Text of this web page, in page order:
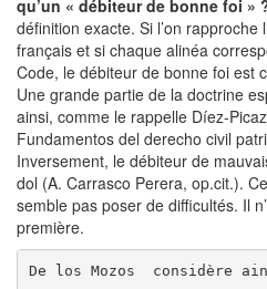
qu’un « débiteur de bonne foi »
définition exacte. Si l’on rapproche
français et si chaque alinéa
Code, le débiteur de bonne foi est
Une grande partie de la doctrine
ainsi, comme le rappelle Díez-
Fundamentos del derecho civil
Inversement, le débiteur de
dol (A. Carrasco Perera, op.cit.).
semble pas poser de difficultés. Il
première.
De los Mozos  considère